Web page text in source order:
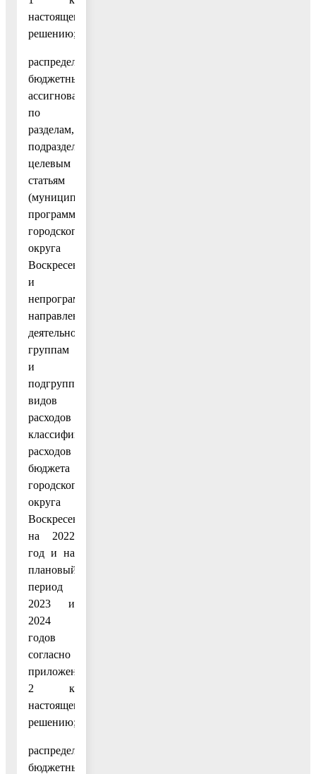
настоящему
решению;
распределение
бюджетных
ассигнований
по
разделам,
подразделам,
целевым
статьям
(муниципальным
программам
городского
округа
Воскресенск
и
непрограммным
направлениям
деятельности),
группам
и
подгруппам
видов
расходов
классификации
расходов
бюджета
городского
округа
Воскресенск
на 2022
год и на
плановый
период
2023 и
2024
годов
согласно
приложению
2 к
настоящему
решению;
распределение
бюджетных